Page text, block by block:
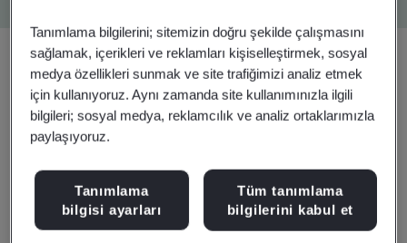
Paylaşın: Download
ISO 9001:2015
Tanımlama bilgilerini; sitemizin doğru şekilde çalışmasını
sağlamak, içerikleri ve reklamları kişiselleştirmek, sosyal
medya özellikleri sunmak ve site trafiğimizi analiz etmek
için kullanıyoruz. Aynı zamanda site kullanımınızla ilgili
bilgileri; sosyal medya, reklamcılık ve analiz ortaklarımızla
paylaşıyoruz.
Tanımlama
bilgisi ayarları
Tüm tanımlama
bilgilerini kabul et